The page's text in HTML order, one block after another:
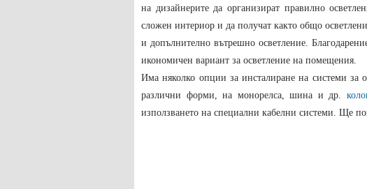
на дизайнерите да организират правилно
сложен интериор и да получат както общо
и допълнително вътрешно осветление.
икономичен вариант за осветление на помещения.
Има няколко опции за инсталиране на системи за
различни форми, на монорелса, шина и др.
използването на специални кабелни системи. Ще